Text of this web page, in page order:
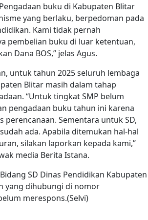
buku di Kabupaten Blitar
yang berlaku, berpedoman pada
Kami tidak pernah
pembelian buku di luar ketentuan,
Dana BOS,” jelas Agus.
untuk tahun 2025 seluruh lembaga
Blitar masih dalam tahap
“Untuk tingkat SMP belum
pengadaan buku tahun ini karena
perencanaan. Sementara untuk SD,
ada. Apabila ditemukan hal-hal
silakan laporkan kepada kami,”
media Berita Istana.
SD Dinas Pendidikan Kabupaten
yang dihubungi di nomor
merespons.(Selvi)